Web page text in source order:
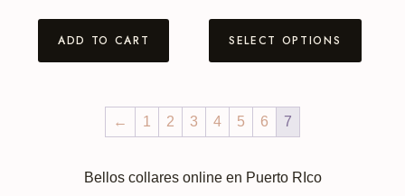
ADD TO CART SELECT OPTIONS
← 1 2 3 4 5 6 7
Bellos collares online en Puerto RIco